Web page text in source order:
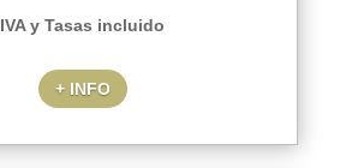
IVA y Tasas incluido
+ INFO